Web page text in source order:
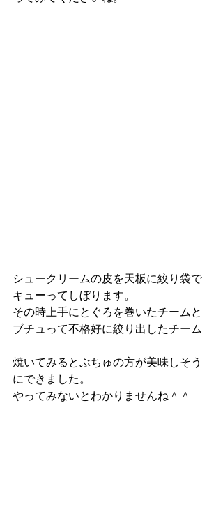
シュークリームの皮を天板に絞り袋で
キューってしぼります。
その時上手にとぐろを巻いたチームと
ブチュって不格好に絞り出したチーム
焼いてみるとぶちゅの方が美味しそう
にできました。
やってみないとわかりませんね＾＾